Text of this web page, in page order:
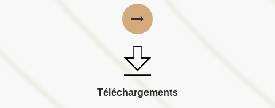
Téléchargements